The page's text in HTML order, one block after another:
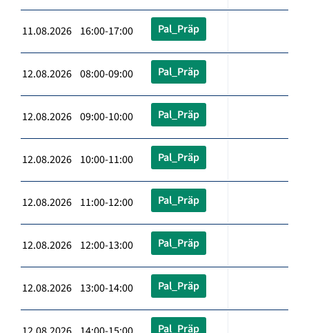
11.08.2026 16:00-17:00 Pal_Präp
12.08.2026 08:00-09:00 Pal_Präp
12.08.2026 09:00-10:00 Pal_Präp
12.08.2026 10:00-11:00 Pal_Präp
12.08.2026 11:00-12:00 Pal_Präp
12.08.2026 12:00-13:00 Pal_Präp
12.08.2026 13:00-14:00 Pal_Präp
Pal_Präp